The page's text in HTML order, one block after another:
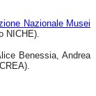
Nazionale Musei
NICHE).
Benessia, Andrea